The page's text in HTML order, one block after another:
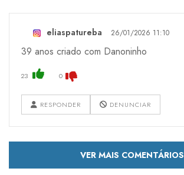
eliaspatureba 26/01/2026 11:10
39 anos criado com Danoninho
23 0
RESPONDER DENUNCIAR
VER MAIS COMENTÁRIOS